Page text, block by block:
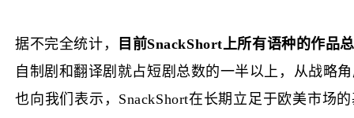
据不完全统计，
目前SnackShort上所有语种的作品
自制剧和翻译剧就占短剧总数的一半以上，从战略
也向我们表示，SnackShort在长期立足于欧美市场